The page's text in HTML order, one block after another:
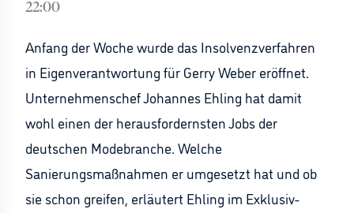
22:00
Anfang der Woche wurde das Insolvenzverfahren
in Eigenverantwortung für Gerry Weber eröffnet.
Unternehmenschef Johannes Ehling hat damit
wohl einen der herausfordernsten Jobs der
deutschen Modebranche. Welche
Sanierungsmaßnahmen er umgesetzt hat und ob
sie schon greifen, erläutert Ehling im Exklusiv-